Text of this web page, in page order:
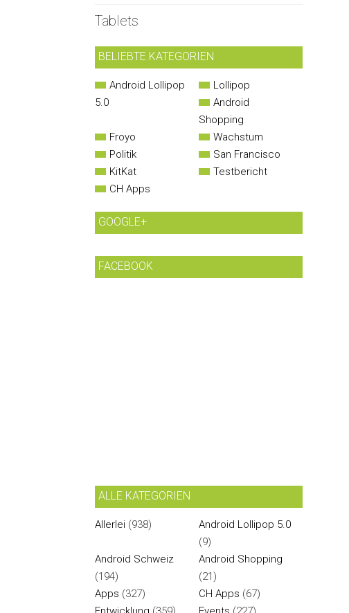
Tablets
BELIEBTE KATEGORIEN
Android Lollipop
5.0
Lollipop
Android
Shopping
Froyo
Wachstum
Politik
San Francisco
KitKat
Testbericht
CH Apps
GOOGLE+
FACEBOOK
ALLE KATEGORIEN
Allerlei (938)
Android Lollipop 5.0
(9)
Android Schweiz
(194)
Android Shopping
(21)
Apps (327) CH Apps (67)